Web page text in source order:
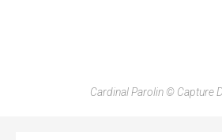
Cardinal Parolin © Capture